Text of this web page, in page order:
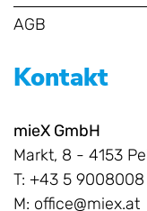
AGB
Kontakt
mieX GmbH
Markt, 8 - 4153
T: +43 5 9008008
M: office@miex.at